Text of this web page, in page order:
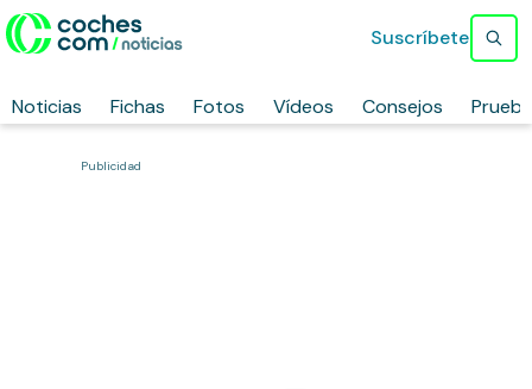
Noticias Fichas Fotos Vídeos Consejos
Suscríbete
Publicidad